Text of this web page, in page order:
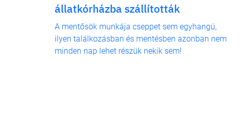
állatkórházba szállították
A mentősök munkája cseppet sem egyhangú,
ilyen találkozásban és mentésben azonban nem
minden nap lehet részük nekik sem!